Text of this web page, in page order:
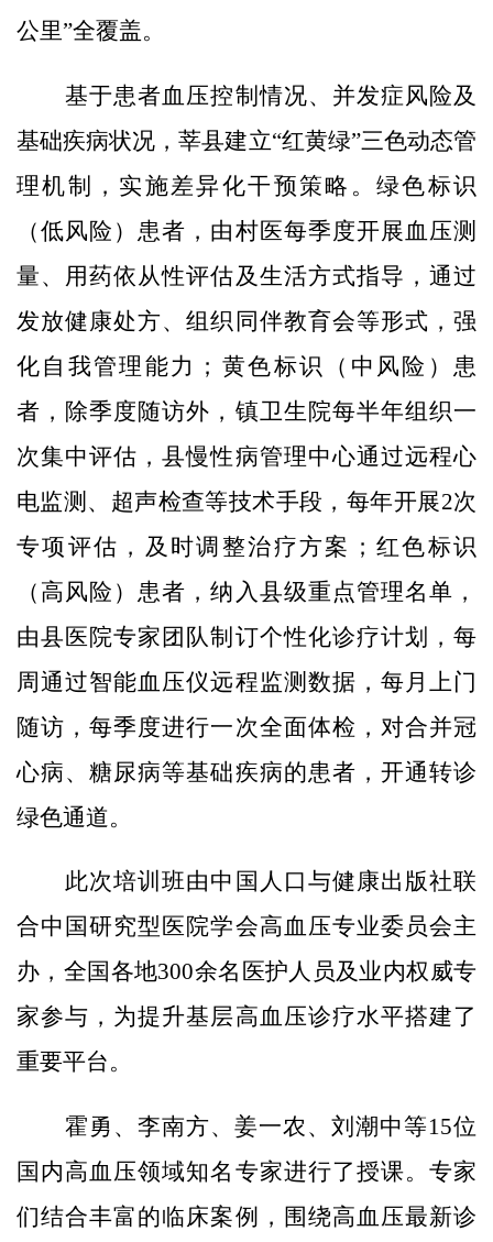
公里”全覆盖。
基于患者血压控制情况、并发症风险及
基础疾病状况，莘县建立“红黄绿”三色动态管
理机制，实施差异化干预策略。绿色标识
（低风险）患者，由村医每季度开展血压测
量、用药依从性评估及生活方式指导，通过
发放健康处方、组织同伴教育会等形式，强
化自我管理能力；黄色标识（中风险）患
者，除季度随访外，镇卫生院每半年组织一
次集中评估，县慢性病管理中心通过远程心
电监测、超声检查等技术手段，每年开展2次
专项评估，及时调整治疗方案；红色标识
（高风险）患者，纳入县级重点管理名单，
由县医院专家团队制订个性化诊疗计划，每
周通过智能血压仪远程监测数据，每月上门
随访，每季度进行一次全面体检，对合并冠
心病、糖尿病等基础疾病的患者，开通转诊
绿色通道。
此次培训班由中国人口与健康出版社联
合中国研究型医院学会高血压专业委员会主
办，全国各地300余名医护人员及业内权威专
家参与，为提升基层高血压诊疗水平搭建了
重要平台。
霍勇、李南方、姜一农、刘潮中等15位
国内高血压领域知名专家进行了授课。专家
们结合丰富的临床案例，围绕高血压最新诊